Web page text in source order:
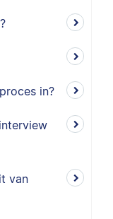
in?
van